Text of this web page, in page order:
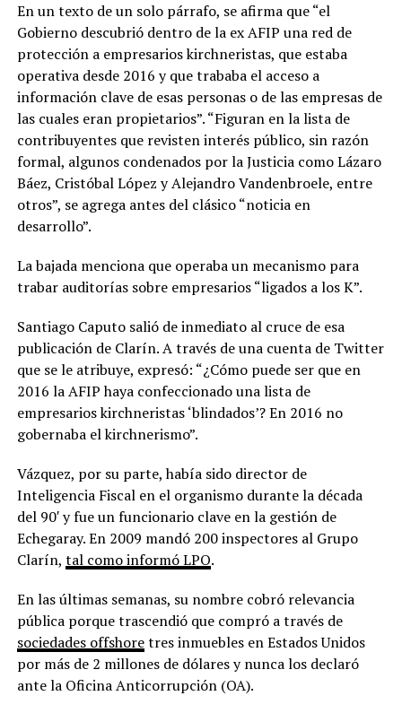
En un texto de un solo párrafo, se afirma que “el
Gobierno descubrió dentro de la ex AFIP una red de
protección a empresarios kirchneristas, que estaba
operativa desde 2016 y que trababa el acceso a
información clave de esas personas o de las empresas de
las cuales eran propietarios”. “Figuran en la lista de
contribuyentes que revisten interés público, sin razón
formal, algunos condenados por la Justicia como Lázaro
Báez, Cristóbal López y Alejandro Vandenbroele, entre
otros”, se agrega antes del clásico “noticia en
desarrollo”.
La bajada menciona que operaba un mecanismo para
trabar auditorías sobre empresarios “ligados a los K”.
Santiago Caputo salió de inmediato al cruce de esa
publicación de Clarín. A través de una cuenta de Twitter
que se le atribuye, expresó: “¿Cómo puede ser que en
2016 la AFIP haya confeccionado una lista de
empresarios kirchneristas ‘blindados’? En 2016 no
gobernaba el kirchnerismo”.
Vázquez, por su parte, había sido director de
Inteligencia Fiscal en el organismo durante la década
del 90′ y fue un funcionario clave en la gestión de
Echegaray. En 2009 mandó 200 inspectores al Grupo
Clarín, tal como informó LPO.
En las últimas semanas, su nombre cobró relevancia
pública porque trascendió que compró a través de
sociedades offshoretres inmuebles en Estados Unidos
por más de 2 millones de dólares y nunca los declaró
ante la Oficina Anticorrupción (OA).